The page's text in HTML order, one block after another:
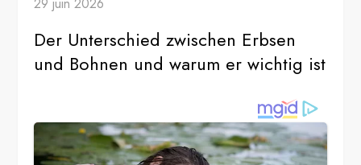
Der Unterschied zwischen Erbsen
und Bohnen und warum er wichtig ist